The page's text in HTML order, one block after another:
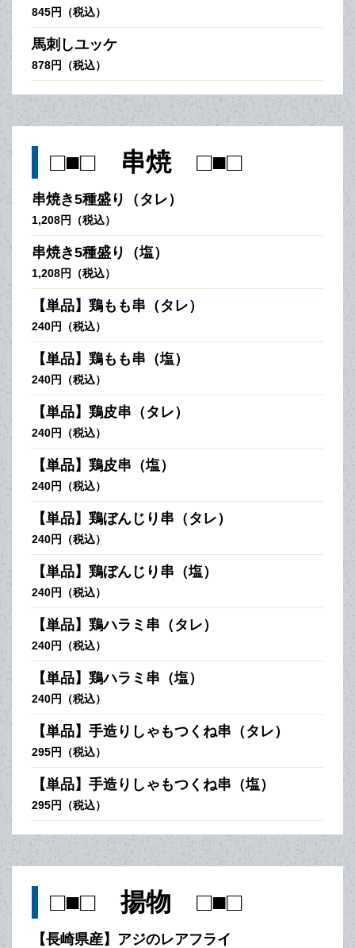
845円（税込）
馬刺しユッケ
878円（税込）
□■□ 串焼 □■□
串焼き5種盛り（タレ）
1,208円（税込）
串焼き5種盛り（塩）
1,208円（税込）
【単品】鶏もも串（タレ）
240円（税込）
【単品】鶏もも串（塩）
240円（税込）
【単品】鶏皮串（タレ）
240円（税込）
【単品】鶏皮串（塩）
240円（税込）
【単品】鶏ぼんじり串（タレ）
240円（税込）
【単品】鶏ぼんじり串（塩）
240円（税込）
【単品】鶏ハラミ串（タレ）
240円（税込）
【単品】鶏ハラミ串（塩）
240円（税込）
【単品】手造りしゃもつくね串（タレ）
295円（税込）
【単品】手造りしゃもつくね串（塩）
295円（税込）
□■□ 揚物 □■□
【長崎県産】アジのレアフライ